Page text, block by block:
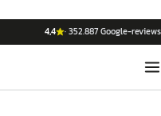
4,4 ·352.887Google-reviews